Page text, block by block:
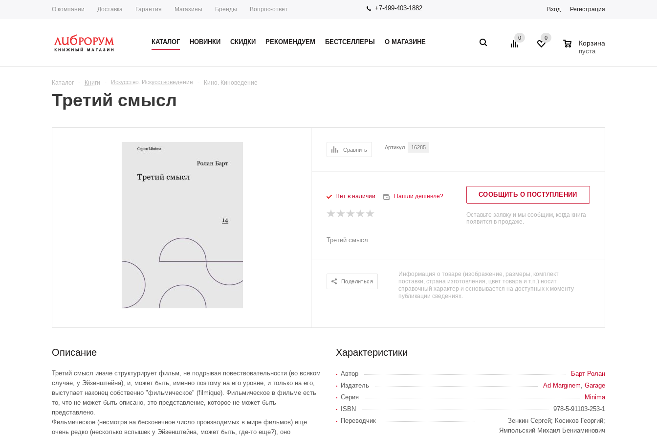
О компании Доставка Гарантия Магазины Бренды Вопрос-ответ +7-499-403-1882 Вход Регистрация
КАТАЛОГ НОВИНКИ СКИДКИ РЕКОМЕНДУЕМ БЕСТСЕЛЛЕРЫ О МАГАЗИНЕ
0 0
Корзина
пуста
Каталог - Книги - Искусство. Искусствоведение - Кино. Киноведение
Третий смысл
Сравнить Артикул 16285
Нет в наличии Нашли дешевле? СООБЩИТЬ О ПОСТУПЛЕНИИ
Оставьте заявку и мы сообщим, когда книга
появится в продаже.
Третий смысл
Поделиться
Информация о товаре (изображение, размеры, комплект
поставки, страна изготовления, цвет товара и т.п.) носит
справочный характер и основывается на доступных к моменту
публикации сведениях.
Описание
Третий смысл иначе структурирует фильм, не подрывая повествовательности (во всяком
случае, у Эйзенштейна), и, может быть, именно поэтому на его уровне, и только на его,
выступает наконец собственно "фильмическое" (filmique). Фильмическое в фильме есть
то, что не может быть описано, это представление, которое не может быть
представлено.
Фильмическое (несмотря на бесконечное число производимых в мире фильмов) еще
очень редко (несколько вспышек у Эйзенштейна, может быть, где-то еще?), оно
Характеристики
Автор
Барт Ролан
Издатель
Ad Marginem Garage
Серия
Minima
ISBN
978-5-91103-253-1
Переводчик
Зенкин Сергей; Косиков Георгий;
Ямпольский Михаил Бениаминович